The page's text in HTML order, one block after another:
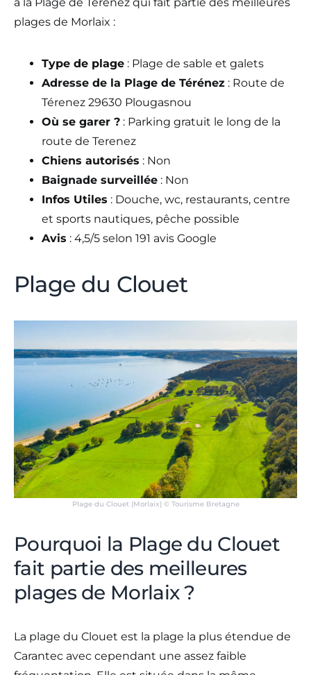
plages de Morlaix :
Type de plage : Plage de sable et galets
Adresse de la Plage de Térénez : Route de
Térenez 29630 Plougasnou
Où se garer ? : Parking gratuit le long de la
route de Terenez
Chiens autorisés : Non
Baignade surveillée : Non
Infos Utiles : Douche, wc, restaurants, centre
et sports nautiques, pêche possible
Avis : 4,5/5 selon 191 avis Google
Plage du Clouet
Plage du Clouet (Morlaix) © Tourisme Bretagne
Pourquoi la Plage du Clouet
fait partie des meilleures
plages de Morlaix ?
La plage du Clouet est la plage la plus étendue de
Carantec avec cependant une assez faible